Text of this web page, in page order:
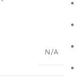
N/A